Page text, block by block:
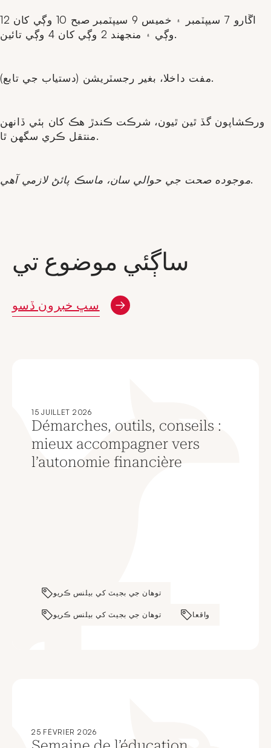
اڱارو 7 سيپٽمبر ۽ خميس 9 سيپٽمبر صبح 10 وڳي کان 12
وڳي ۽ منجهند 2 وڳي کان 4 وڳي تائين.
مفت داخلا، بغير رجسٽريشن (دستياب جي تابع).
ورڪشاپون گڏ ٿين ٿيون، شرڪت ڪندڙ هڪ کان ٻئي ڏانهن
منتقل ڪري سگهن ٿا.
موجوده صحت جي حوالي سان، ماسڪ پائڻ لازمي آهي.
ساڳئي موضوع تي
سڀ خبرون ڏسو
15 JUILLET 2026
Démarches, outils, conseils :
mieux accompagner vers
l’autonomie financière
توهان جي بجيٽ کي بيلنس ڪريو
توهان جي بجيٽ کي بيلنس ڪريو واقعا
25 FÉVRIER 2026